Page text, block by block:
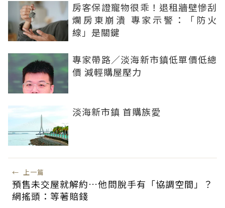
房客保證寵物很乖！退租牆壁慘刮
爛房東崩潰 專家示警：「防火
線」是關鍵
專家帶路／淡海新市鎮低單價低總
價 減輕購屋壓力
淡海新市鎮 首購族愛
← 上一篇
預售未交屋就解約…他問脫手有「協調空間」？
網搖頭：等著賠錢